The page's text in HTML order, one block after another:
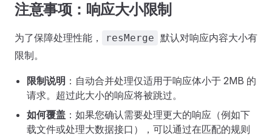
注意事项：响应大小限制
为了保障处理性能， resMerge 默认对响应内容大小有
限制。
限制说明 ：自动合并处理仅适用于响应体小于 2MB 的
请求。超过此大小的响应将被跳过。
如何覆盖 ：如果您确认需要处理更大的响应（例如下
载文件或处理大数据接口），可以通过在匹配的规则